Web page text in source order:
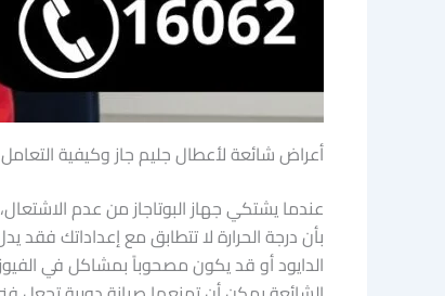
أعراض شائعة لأعطال جليم جاز وكيفية
عندما يشتكي جهاز البوتاجاز من عدم
بأن درجة الحرارة لا تتطابق مع إعداداتك
الدايود أو قد يكون مصحوباً بمشاكل في